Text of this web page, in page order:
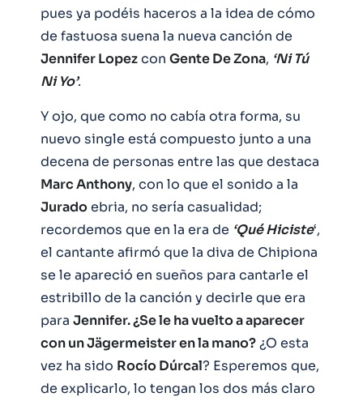
pues ya podéis haceros a la idea de cómo
de fastuosa suena la nueva canción de
Jennifer Lopezcon Gente De Zona, ‘Ni Tú
Ni Yo’.
Y ojo, que como no cabía otra forma, su
nuevo single está compuesto junto a una
decena de personas entre las que destaca
Marc Anthony, con lo que el sonido a la
Juradoebria, no sería casualidad;
recordemos que en la era de ‘Qué Hiciste‘,
el cantante afirmó que la diva de Chipiona
se le apareció en sueños para cantarle el
estribillo de la canción y decirle que era
para Jennifer. ¿Se le ha vuelto a aparecer
con un Jägermeister en la mano?¿O esta
vez ha sido Rocío Dúrcal? Esperemos que,
de explicarlo, lo tengan los dos más claro